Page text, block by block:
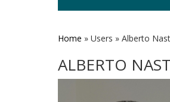
Home » Users » Alberto
ALBERTO